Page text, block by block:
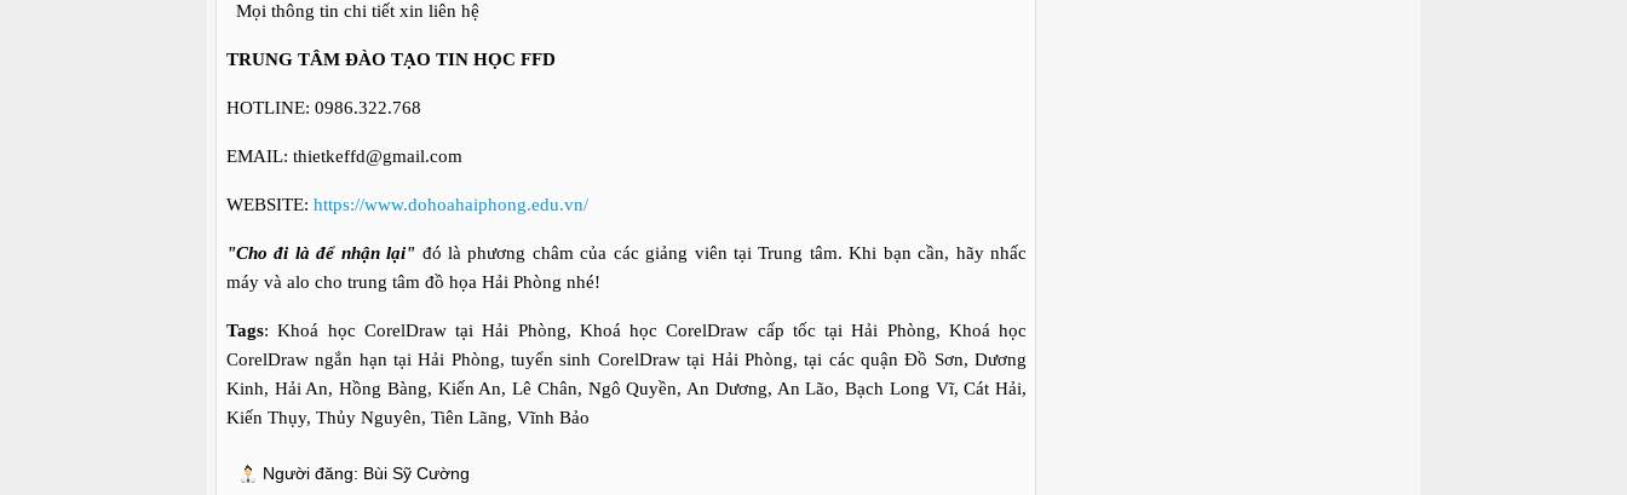
Mọi thông tin chi tiết xin liên hệ
TRUNG TÂM ĐÀO TẠO TIN HỌC FFD
HOTLINE: 0986.322.768
EMAIL: thietkeffd@gmail.com
WEBSITE: https://www.dohoahaiphong.edu.vn/
"Cho đi là để nhận lại" đó là phương châm của các giảng viên tại Trung tâm. Khi bạn cần, hãy nhấc
máy và alo cho trung tâm đồ họa Hải Phòng nhé!
Tags: Khoá học CorelDraw tại Hải Phòng, Khoá học CorelDraw cấp tốc tại Hải Phòng, Khoá học
CorelDraw ngắn hạn tại Hải Phòng, tuyển sinh CorelDraw tại Hải Phòng, tại các quận Đồ Sơn, Dương
Kinh, Hải An, Hồng Bàng, Kiến An, Lê Chân, Ngô Quyền, An Dương, An Lão, Bạch Long Vĩ, Cát Hải,
Kiến Thụy, Thủy Nguyên, Tiên Lãng, Vĩnh Bảo
Người đăng: Bùi Sỹ Cường